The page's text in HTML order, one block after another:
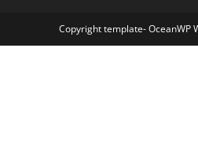
Copyright template- OceanWP